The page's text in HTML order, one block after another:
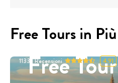
Free Tours in
Free
11332Recensioni 4.91